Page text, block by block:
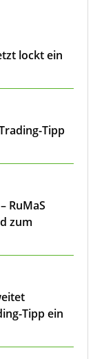
lockt ein
Tipp
RuMaS
zum
Tipp ein